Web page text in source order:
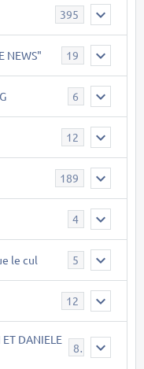
395
NEWS" 19
6
12
189
4
le cul 5
12
ET DANIELE
8